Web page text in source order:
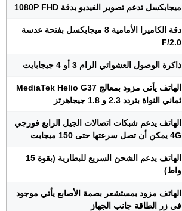
ميجابكسل تدعم تصوير الفيديو بدقة 1080P FHD
دقة الكاميرا الأمامية 8 ميجابكسل بفتحة عدسة
F/2.0
ذاكرة الوصول العشوائي الرام 3 أو 4 جيجابايت
الهاتف يأتي مزود بمعالج MediaTek Helio G37
ثماني النواة بتردد 2.3 و 1.8 جيجاهرتز
الهاتف يدعم شبكات اتصالات الجيل الرابع فورجي
4G يمكن أن تصل سرعتها حتى 150 ميجابت
الهاتف يدعم الشحن السريع للبطارية (بقوة 15
واط)
الهاتف مزود بمستشعر بصمة الأصابع يأتي موجود
في زر الطاقة جانب الجهاز